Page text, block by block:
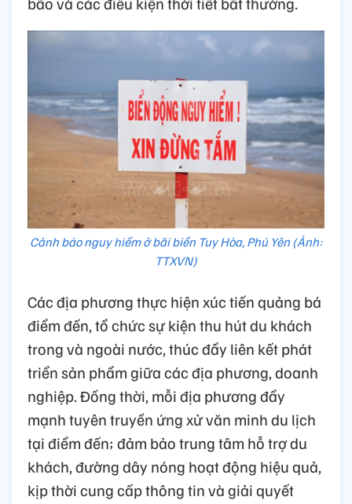
Cảnh báo nguy hiểm ở bãi biển Tuy Hòa, Phú Yên (Ảnh:
TTXVN)
Các địa phương thực hiện xúc tiến quảng bá
điểm đến, tổ chức sự kiện thu hút du khách
trong và ngoài nước, thúc đẩy liên kết phát
triển sản phẩm giữa các địa phương, doanh
nghiệp. Đồng thời, mỗi địa phương đẩy
mạnh tuyên truyền ứng xử văn minh du lịch
tại điểm đến; đảm bảo trung tâm hỗ trợ du
khách, đường dây nóng hoạt động hiệu quả,
kịp thời cung cấp thông tin và giải quyết